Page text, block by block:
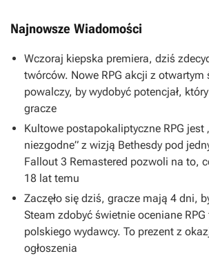
Najnowsze Wiadomości
Wczoraj kiepska premiera, dziś
twórców. Nowe RPG akcji z
powalczy, by wydobyć potencjał,
gracze
Kultowe postapokaliptyczne RPG jest
niezgodne” z wizją Bethesdy pod
Fallout 3 Remastered pozwoli na to,
18 lat temu
Zaczęło się dziś, gracze mają 4 dni,
Steam zdobyć świetnie oceniane RPG
polskiego wydawcy. To prezent z
ogłoszenia